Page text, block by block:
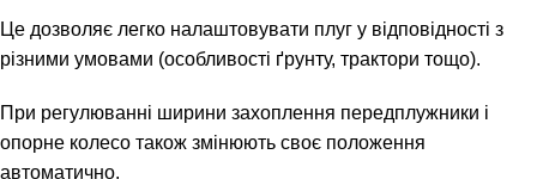
Це дозволяє легко налаштовувати плуг у відповідності з
різними умовами (особливості ґрунту, трактори тощо).
При регулюванні ширини захоплення передплужники і
опорне колесо також змінюють своє положення
автоматично.